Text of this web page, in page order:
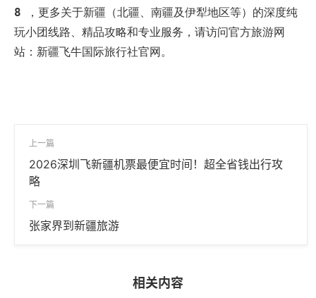
8
‌，更多关于新疆（北疆、南疆及伊犁地区等）的深度纯
玩小团线路、精品攻略和专业服务，请访问官方旅游网
站： 新疆飞牛国际旅行社官网 。
上一篇
2026深圳飞新疆机票最便宜时间！超全省钱出行攻
略
下一篇
张家界到新疆旅游
相关内容